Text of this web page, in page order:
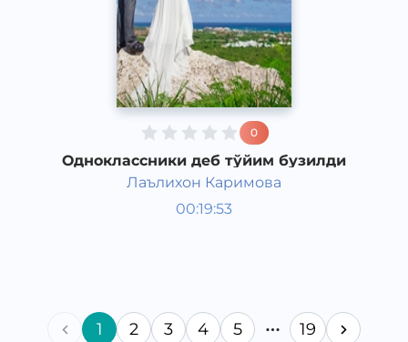
0
Одноклассники деб тўйим бузилди
Лаълихон Каримова
00:19:53
Ривоят, ҳикоя, достон
1 2 3 4 5 19